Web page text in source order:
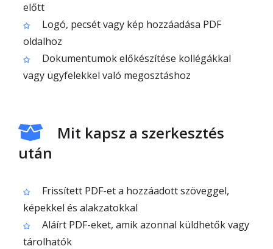
előtt
Logó, pecsét vagy kép hozzáadása PDF
oldalhoz
Dokumentumok előkészítése kollégákkal
vagy ügyfelekkel való megosztáshoz
Mit kapsz a szerkesztés
után
Frissített PDF-et a hozzáadott szöveggel,
képekkel és alakzatokkal
Aláírt PDF-eket, amik azonnal küldhetők vagy
tárolhatók